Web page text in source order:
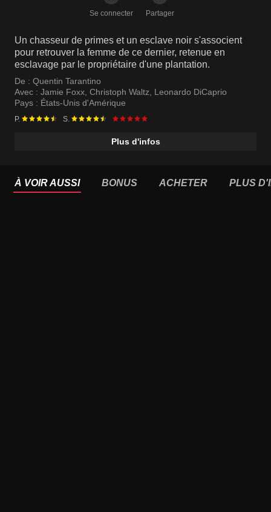
Se connecter Partager
Un chasseur de primes et un esclave noir s'associent
pour retrouver la femme de ce dernier, retenue en
esclavage par le propriétaire d'une plantation.
De : Quentin Tarantino
Avec : Jamie Foxx Christoph Waltz
Leonardo DiCaprio
Pays : États-Unis d'Amérique
P. S.
Plus d'infos
À VOIR AUSSI BONUS ACHETER PLUS